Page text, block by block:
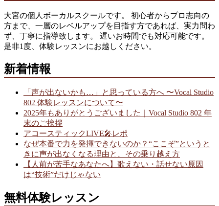
大宮の個人ボーカルスクールです。 初心者からプロ志向の
方まで、一層のレベルアップを目指す方であれば、実力問わ
ず、丁寧に指導致します。 遅いお時間でも対応可能です。
是非1度、体験レッスンにお越しください。
新着情報
「声が出ないかも…」と思っている方へ 〜Vocal Studio
802 体験レッスンについて〜
2025年もありがとうございました｜Vocal Studio 802 年
末のご挨拶
アコースティックLIVE🎤レポ
なぜ本番で力を発揮できないのか？“ここぞ”というと
きに声が出なくなる理由と、その乗り越え方
【人前が苦手なあなたへ】歌えない・話せない原因
は“技術”だけじゃない
無料体験レッスン